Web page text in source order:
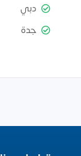
دبي
جدة